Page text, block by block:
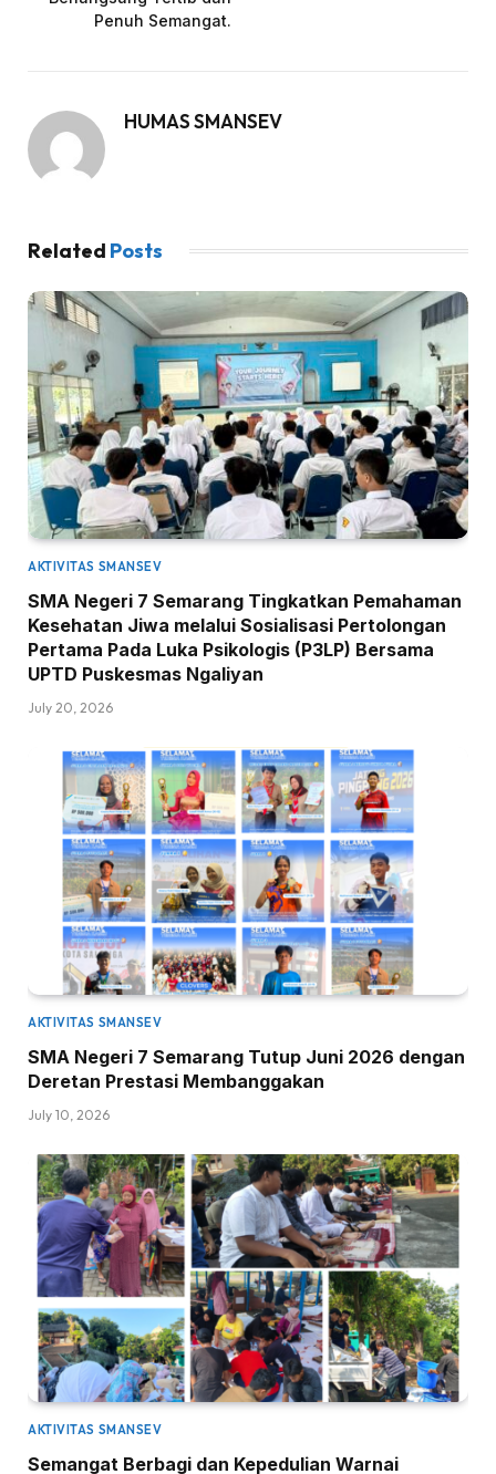
Penuh Semangat.
HUMAS SMANSEV
Related Posts
AKTIVITAS SMANSEV
SMA Negeri 7 Semarang Tingkatkan Pemahaman
Kesehatan Jiwa melalui Sosialisasi Pertolongan
Pertama Pada Luka Psikologis (P3LP) Bersama
UPTD Puskesmas Ngaliyan
July 20, 2026
AKTIVITAS SMANSEV
SMA Negeri 7 Semarang Tutup Juni 2026 dengan
Deretan Prestasi Membanggakan
July 10, 2026
AKTIVITAS SMANSEV
Semangat Berbagi dan Kepedulian Warnai